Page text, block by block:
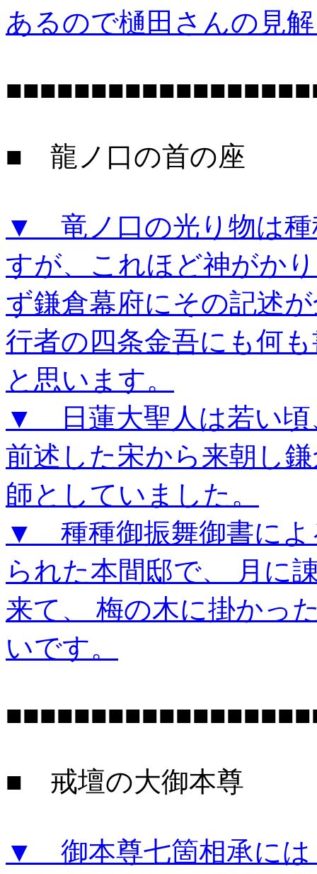
あるので樋田さんの見
■ 龍ノ口の首の座
▼ 竜ノ口の光り物は種
すが、これほど神がか
ず鎌倉幕府にその記述
行者の四条金吾にも何
と思います。
▼ 日蓮大聖人は若い頃
前述した宋から来朝し
師としていました。
▼ 種種御振舞御書によ
られた本間邸で、 月に
来て、 梅の木に掛かっ
いです。
■ 戒壇の大御本尊
▼ 御本尊七箇相承には